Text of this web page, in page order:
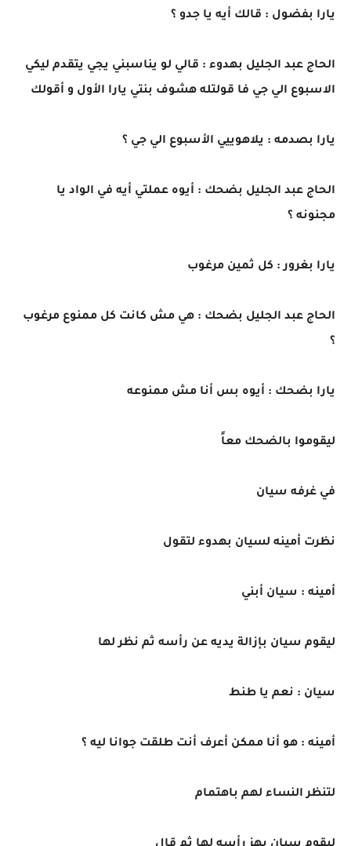
يارا بفضول : قالك أيه يا جدو ؟
الحاج عبد الجليل بهدوء : قالي لو يناسبني يجي يتقدم ليكي
الاسبوع الي جي فا قولتله هشوف بنتي يارا الأول و أقولك
يارا بصدمه : يلاهوييي الأسبوع الي جي ؟
الحاج عبد الجليل بضحك : أيوه عملتي أيه في الواد يا
مجنونه ؟
يارا بغرور : كل ثمين مرغوب
الحاج عبد الجليل بضحك : هي مش كانت كل ممنوع مرغوب
؟
يارا بضحك : أيوه بس أنا مش ممنوعه
ليقوموا بالضحك معاً
في غرفه سيان
نظرت أمينه لسيان بهدوء لتقول
أمينه : سيان أبني
ليقوم سيان بإزالة يديه عن رأسه ثم نظر لها
سيان : نعم يا طنط
أمينه : هو أنا ممكن أعرف أنت طلقت جوانا ليه ؟
لتنظر النساء لهم باهتمام